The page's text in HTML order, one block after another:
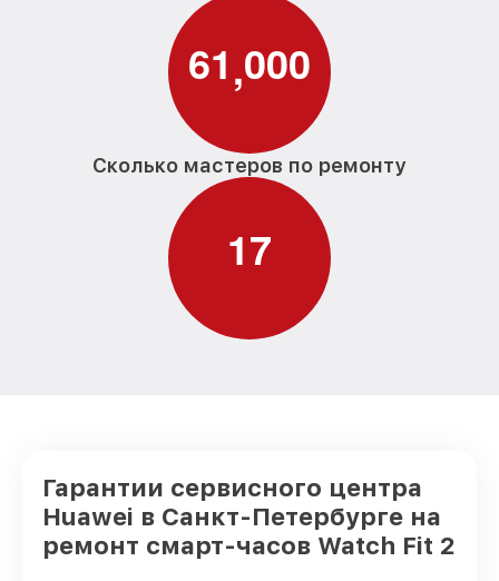
61,000
Сколько мастеров по ремонту
17
Гарантии сервисного центра
Huawei в Санкт-Петербурге на
ремонт смарт-часов Watch Fit 2